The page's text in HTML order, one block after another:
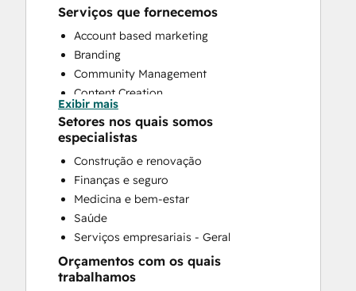
Serviços que fornecemos
Account based marketing
Branding
Community Management
Content Creation
Conversational Marketing
CRM Implementation
CRM Migration
Custom API Integrations
Customer Marketing
Customer Success Training
Customer Support Training
Customer Survey and Analysis
Email Marketing
Full Inbound Marketing Services
Exibir mais
Setores nos quais somos
especialistas
Construção e renovação
Finanças e seguro
Medicina e bem-estar
Saúde
Serviços empresariais - Geral
Orçamentos com os quais
trabalhamos